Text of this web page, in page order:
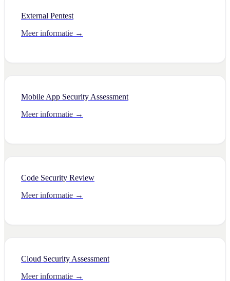
External Pentest
Meer informatie →
Mobile App Security Assessment
Meer informatie →
Code Security Review
Meer informatie →
Cloud Security Assessment
Meer informatie →